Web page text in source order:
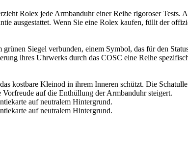
Rolex jede Armbanduhr einer Reihe rigoroser Tests.
ausgestattet. Wenn Sie eine Rolex kaufen, füllt der
Siegel verbunden, einem Symbol, das für den
ihres Uhrwerks durch das COSC eine Reihe
kostbare Kleinod in ihrem Inneren schützt. Die
auf die Enthüllung der Armbanduhr steigert.